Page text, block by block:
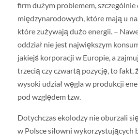
firm dużym problemem, szczególnie
międzynarodowych, które mają u
które zużywają dużo energii. –
oddział nie jest największym
jakiejś korporacji w Europie, a
trzecią czy czwartą pozycję, to fakt,
wysoki udział węgla w produkcji
pod względem tzw.
Dotychczas ekolodzy nie oburzali
w Polsce siłowni wykorzystujących